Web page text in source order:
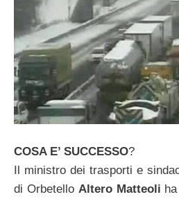
COSA E’ SUCCESSO?
Il ministro dei trasporti e
di Orbetello Altero Matteoli